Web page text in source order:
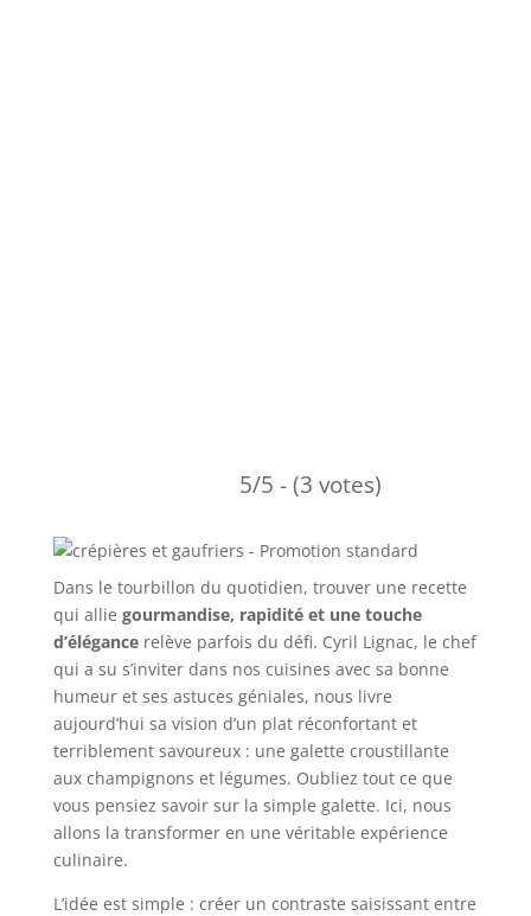
5/5 - (3 votes)
Dans le tourbillon du quotidien, trouver une recette
qui allie gourmandise, rapidité et une touche
d’élégancerelève parfois du défi. Cyril Lignac, le chef
qui a su s’inviter dans nos cuisines avec sa bonne
humeur et ses astuces géniales, nous livre
aujourd’hui sa vision d’un plat réconfortant et
terriblement savoureux : une galette croustillante
aux champignons et légumes. Oubliez tout ce que
vous pensiez savoir sur la simple galette. Ici, nous
allons la transformer en une véritable expérience
culinaire.
L’idée est simple : créer un contraste saisissant entre